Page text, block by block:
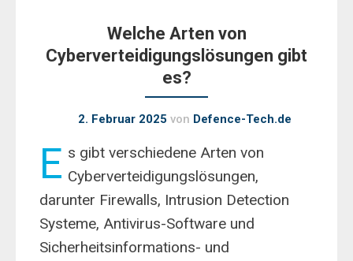
Welche Arten von
Cyberverteidigungslösungen gibt
es?
2. Februar 2025 von Defence-Tech.de
E s gibt verschiedene Arten von
Cyberverteidigungslösungen,
darunter Firewalls, Intrusion Detection
Systeme, Antivirus-Software und
Sicherheitsinformations- und